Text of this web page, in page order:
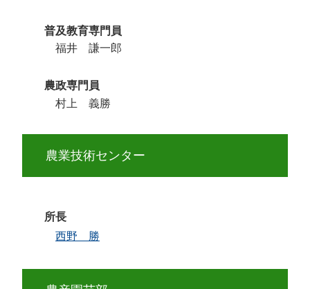
普及教育専門員
福井 謙一郎
農政専門員
村上 義勝
農業技術センター
所長
西野 勝